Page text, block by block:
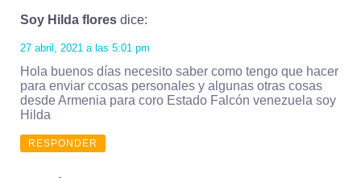
Soy Hilda flores dice:
27 abril, 2021 a las 5:01 pm
Hola buenos días necesito saber como tengo que hacer
para enviar ccosas personales y algunas otras cosas
desde Armenia para coro Estado Falcón venezuela soy
Hilda
RESPONDER